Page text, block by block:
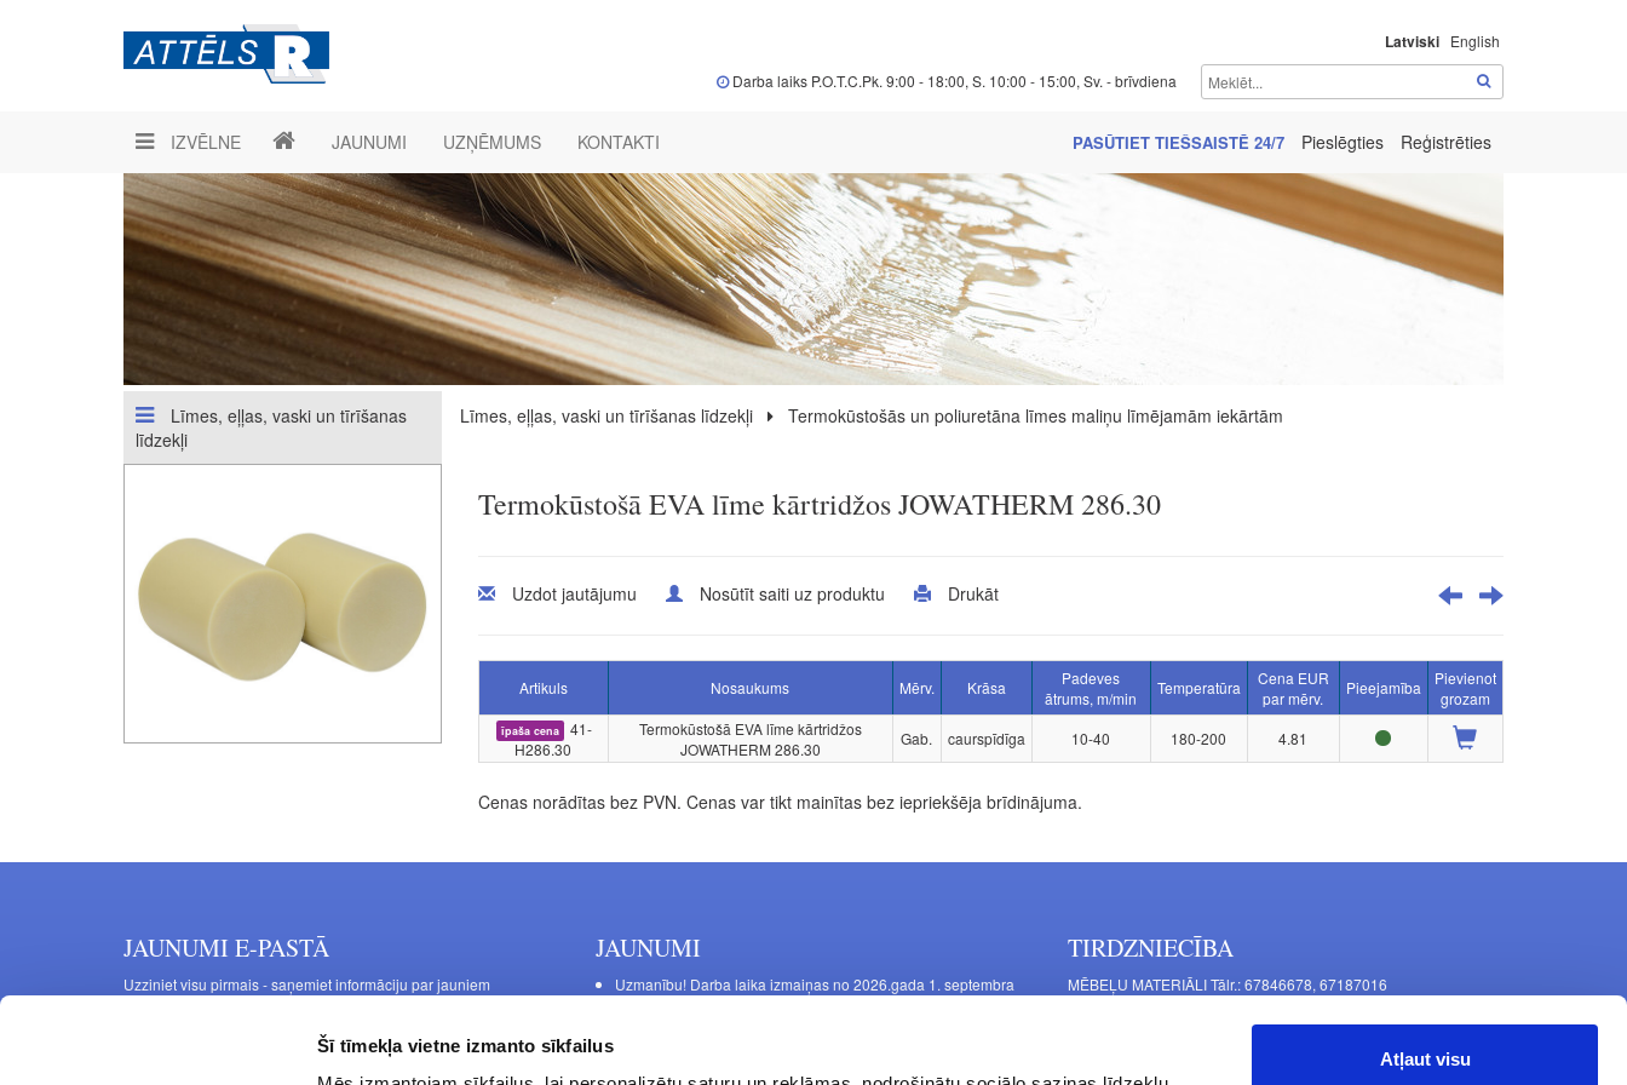
Šī tīmekļa vietne izmanto sīkfailus
Atļaut visu
Latviski English
Darba laiks P.O.T.C.Pk. 9:00 - 18:00, S. 10:00 - 15:00, Sv. - brīvdiena
IZVĒLNE JAUNUMI UZŅĒMUMS KONTAKTI PASŪTIET TIEŠSAISTĒ 24/7 Pieslēgties Reģistrēties
Līmes, eļļas, vaski un tīrīšanas
līdzekļi
Līmes, eļļas, vaski un tīrīšanas līdzekļi Termokūstošās un poliuretāna līmes maliņu līmējamām iekārtām
Termokūstošā EVA līme kārtridžos JOWATHERM 286.30
Uzdot jautājumu Nosūtīt saiti uz produktu Drukāt
Artikuls Nosaukums Mērv. Krāsa
Padeves
ātrums, m/min
Temperatūra
Cena EUR
par mērv.
Pieejamība
Pievienot
grozam
īpaša cena
41-
H286.30
Termokūstošā EVA līme kārtridžos
JOWATHERM 286.30
Gab. caurspīdīga 10-40 180-200 4.81
Cenas norādītas bez PVN. Cenas var tikt mainītas bez iepriekšēja brīdinājuma.
JAUNUMI E-PASTĀ
Uzziniet visu pirmais - saņemiet informāciju par jauniem
JAUNUMI
Uzmanību! Darba laika izmaiņas no 2026.gada 1. septembra
TIRDZNIECĪBA
MĒBEĻU MATERIĀLI Tālr.: 67846678, 67187016
Mašīnu iela 11, Rīga, LV-1063, Latvija
FURNITŪRA MĒBELĒM Tālr.: 67846682, 67844884